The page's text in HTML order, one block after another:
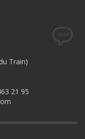
Train)
21 95